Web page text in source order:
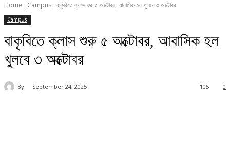
Home Campus বাকৃবিতে ক্লাস শুরু ৫ অক্টোবর, আবাসিক হল খুলবে ৩ অক্টোবর
Campus
বাকৃবিতে ক্লাস শুরু ৫ অক্টোবর, আবাসিক হল
খুলবে ৩ অক্টোবর
By September 24, 2025 0
105